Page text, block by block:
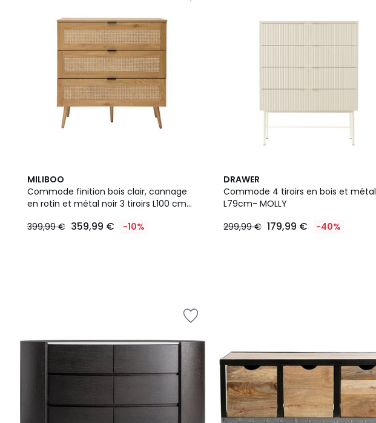
MILIBOO
Commode finition bois clair, cannage
en rotin et métal noir 3 tiroirs L100 cm
399,99 € 359,99 € -10%
DRAWER
Commode 4 tiroirs en bois et métal
L79cm- MOLLY
299,99 € 179,99 € -40%